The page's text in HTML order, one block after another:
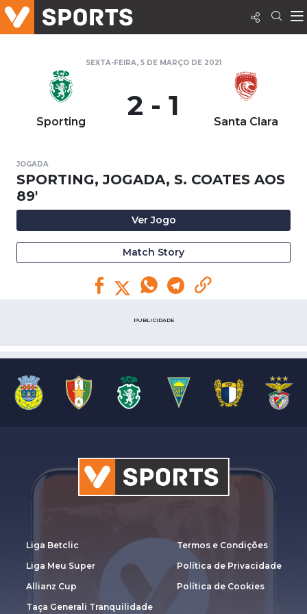
SEXTA-FEIRA, 5 DE MARÇO DE 2021
Sporting 2 - 1 Santa Clara
JOGADA
SPORTING, JOGADA, S. COATES AOS
89'
Ver Jogo
Match Story
PUBLICIDADE
Liga Betclic
Liga Meu Super
Allianz Cup
Taça Generali Tranquilidade
Termos e Condições
Política de Privacidade
Política de Cookies